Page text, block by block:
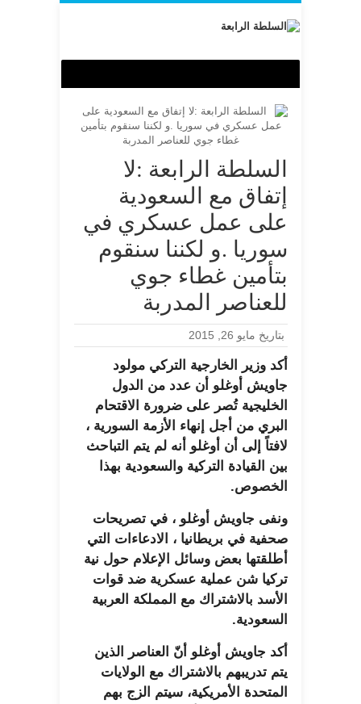
السلطة الرابعة :لا
إتفاق مع السعودية
على عمل عسكري في
سوريا .و لكننا سنقوم
بتأمين غطاء جوي
للعناصر المدربة
بتاريخ مايو 26, 2015
أكد وزير الخارجية التركي مولود
جاويش أوغلو أن عدد من الدول
الخليجية تُصر على ضرورة الاقتحام
البري من أجل إنهاء الأزمة السورية ،
لافتاً إلى أن أوغلو أنه لم يتم التباحث
بين القيادة التركية والسعودية بهذا
الخصوص.
ونفى جاويش أوغلو ، في تصريحات
صحفية في بريطانيا ، الادعاءات التي
أطلقتها بعض وسائل الإعلام حول نية
تركيا شن عملية عسكرية ضد قوات
الأسد بالاشتراك مع المملكة العربية
السعودية.
أكد جاويش أوغلو أنّ العناصر الذين
يتم تدريبهم بالاشتراك مع الولايات
المتحدة الأمريكية، سيتم الزج بهم